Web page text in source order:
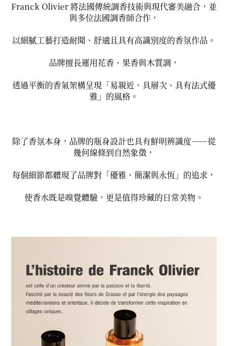
Franck Olivier 將法國傳統調香技術與現代審美融合，並
與多位法國調香師合作，
以細膩工藝打造耐聞、舒適且具有高識別度的香氛作品。
品牌擅長運用花香、果香與木質調，
透過平衡的香氣架構呈現「易親近、具層次、具有法式優
雅」的風格。
除了香氛本身，品牌的瓶身設計也具有鮮明辨識度——從
幾何線條到自然象徵，
每個細節都體現了品牌對「優雅、簡潔與永恆」的追求，
使香水既是嗅覺體驗，更是值得珍藏的日常美物。